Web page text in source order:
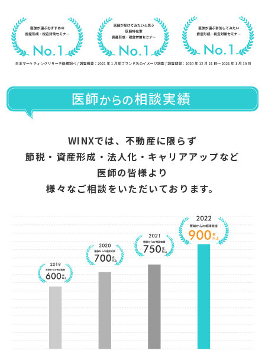
WINXでは、不動産に限らず
節税・資産形成・法人化・キャリアアップなど
医師の皆様より
様々なご相談をいただいております。